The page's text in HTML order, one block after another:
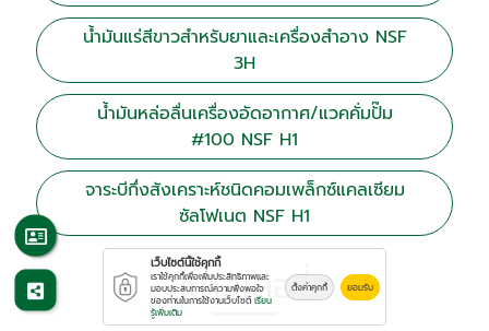
น้ำมันแร่สีขาวสำหรับยาและเครื่องสำอาง NSF
3H
น้ำมันหล่อลื่นเครื่องอัดอากาศ/แวคคั่มปั๊ม
#100 NSF H1
จาระบีกึ่งสังเคราะห์ชนิดคอมเพล็กซ์แคลเซียม
ซัลโฟเนต NSF H1
แกลเลอรี่
เว็บไซต์นี้ใช้คุกกี้
เราใช้คุกกี้เพื่อเพิ่มประสิทธิภาพและ
มอบประสบการณ์ความพึงพอใจ
ของท่านในการใช้งานเว็บไซต์ เรียน
รู้เพิ่มเติม
ตั้งค่าคุกกี้ ยอมรับ